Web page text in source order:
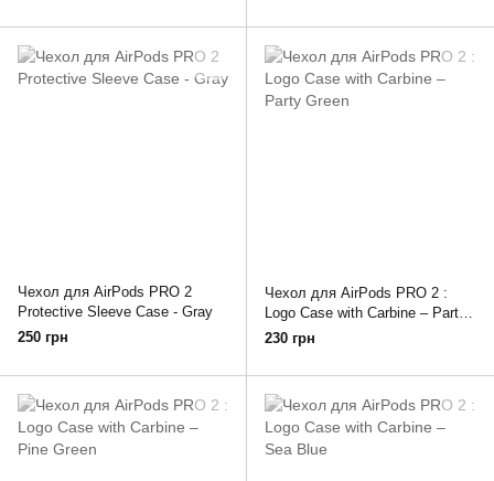
Чехол для AirPods PRO 2
Protective Sleeve Case - Gray
250 грн
Чехол для AirPods PRO 2 :
Logo Case with Carbine – Party
Green
230 грн